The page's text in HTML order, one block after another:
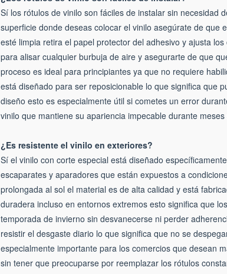
Sí los rótulos de vinilo son fáciles de instalar sin necesidad
superficie donde deseas colocar el vinilo asegúrate de
esté limpia retira el papel protector del adhesivo y ajusta
para alisar cualquier burbuja de aire y asegurarte de que
proceso es ideal para principiantes ya que no requiere
está diseñado para ser reposicionable lo que significa que
diseño esto es especialmente útil si cometes un error
vinilo que mantiene su apariencia impecable durante
¿Es resistente el vinilo en exteriores?
Sí el vinilo con corte especial está diseñado
escaparates y aparadores que están expuestos a
prolongada al sol el material es de alta calidad y está
duradera incluso en entornos extremos esto significa que
temporada de invierno sin desvanecerse ni perder
resistir el desgaste diario lo que significa que no se
especialmente importante para los comercios que desean
sin tener que preocuparse por reemplazar los rótulos